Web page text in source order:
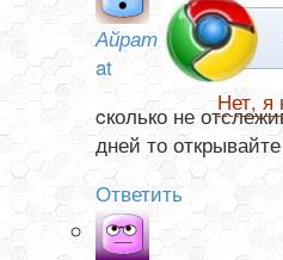
Айрат Валиуллин
at
cколько не
дней то
Ответить
Нет, я